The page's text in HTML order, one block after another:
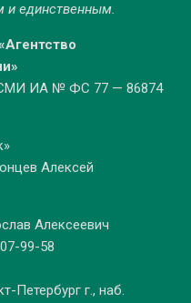
и единственным.
СМИ ИА № ФС 77 — 86874
Алексей
Алексеевич
99-58
Петербург г., наб.